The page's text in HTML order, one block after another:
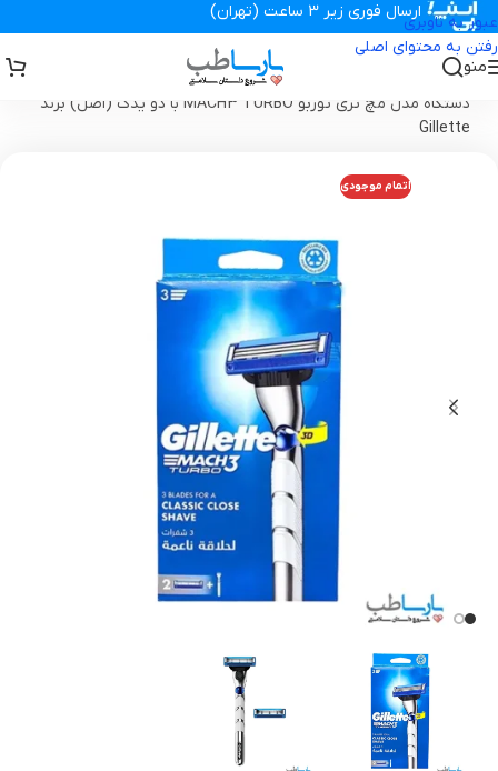
عبور به ناوبری
رفتن به محتوای اصلی
ارسال فوری زیر 3 ساعت (تهران)
منو
تجهیزات پزشکی پارساطب محصولات بهداشتی
دستگاه مدل مچ تری توربو MACH3 TURBO با دو یدک (اصل) برند
Gillette
اتمام موجودی